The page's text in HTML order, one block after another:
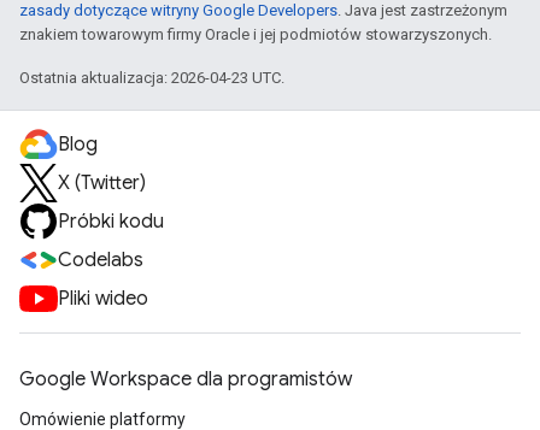
zasady dotyczące witryny Google Developers. Java jest zastrzeżonym
znakiem towarowym firmy Oracle i jej podmiotów stowarzyszonych.
Ostatnia aktualizacja: 2026-04-23 UTC.
Blog
X (Twitter)
Próbki kodu
Codelabs
Pliki wideo
Google Workspace dla programistów
Omówienie platformy